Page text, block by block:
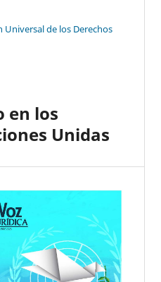
Universal de los Derechos
en los
Unidas